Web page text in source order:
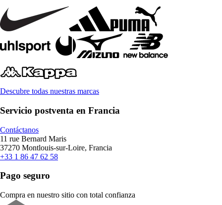
Descubre todas nuestras marcas
Servicio postventa en Francia
Contáctanos
11 rue Bernard Maris
37270 Montlouis-sur-Loire, Francia
+33 1 86 47 62 58
Pago seguro
Compra en nuestro sitio con total confianza